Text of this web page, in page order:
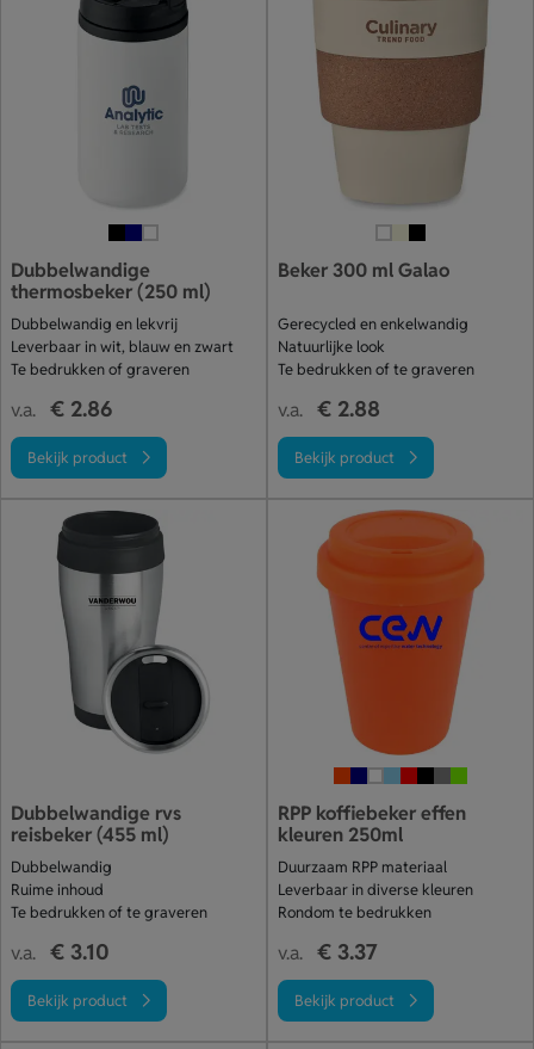
Dubbelwandige
thermosbeker (250 ml)
Dubbelwandig en lekvrij
Leverbaar in wit, blauw en zwart
Te bedrukken of graveren
v.a. € 2.86
Bekijk product
Beker 300 ml Galao
Gerecycled en enkelwandig
Natuurlijke look
Te bedrukken of te graveren
v.a. € 2.88
Bekijk product
Dubbelwandige rvs
reisbeker (455 ml)
Dubbelwandig
Ruime inhoud
Te bedrukken of te graveren
v.a. € 3.10
Bekijk product
RPP koffiebeker effen
kleuren 250ml
Duurzaam RPP materiaal
Leverbaar in diverse kleuren
Rondom te bedrukken
v.a. € 3.37
Bekijk product